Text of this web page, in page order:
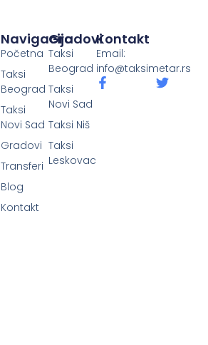
Gradovi
Taksi
Beograd
Taksi
Novi Sad
Taksi Niš
Taksi
Leskovac
Navigacija
Početna
Taksi
Beograd
Taksi
Novi Sad
Gradovi
Transferi
Blog
Kontakt
Kontakt
Email:
info@taksimetar.rs